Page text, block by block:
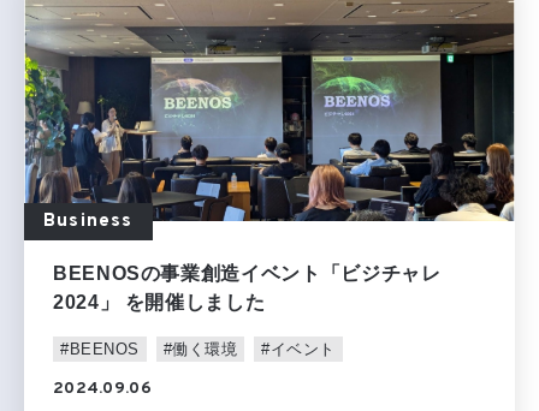
Business
BEENOSの事業創造イベント「ビジチャレ
2024」 を開催しました
#BEENOS #働く環境 #イベント
2024.09.06